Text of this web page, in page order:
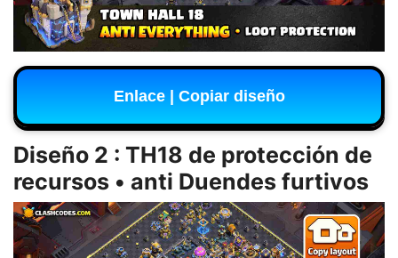
Enlace | Copiar diseño
Diseño 2 : TH18 de protección de
recursos • anti Duendes furtivos